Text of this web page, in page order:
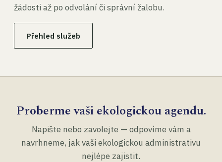
žádosti až po odvolání či správní žalobu.
Přehled služeb
Proberme vaši ekologickou agendu.
Napište nebo zavolejte — odpovíme vám a
navrhneme, jak vaši ekologickou administrativu
nejlépe zajistit.